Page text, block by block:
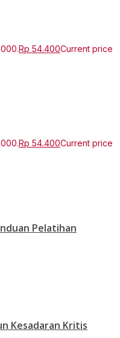
Rp 54.400Current price
Rp 54.400Current price
Pelatihan
Kesadaran Kritis